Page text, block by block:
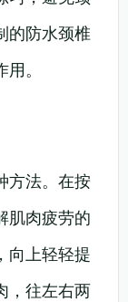
的防水颈椎
。
方法。在按
肌肉疲劳的
向上轻轻提
，往左右两